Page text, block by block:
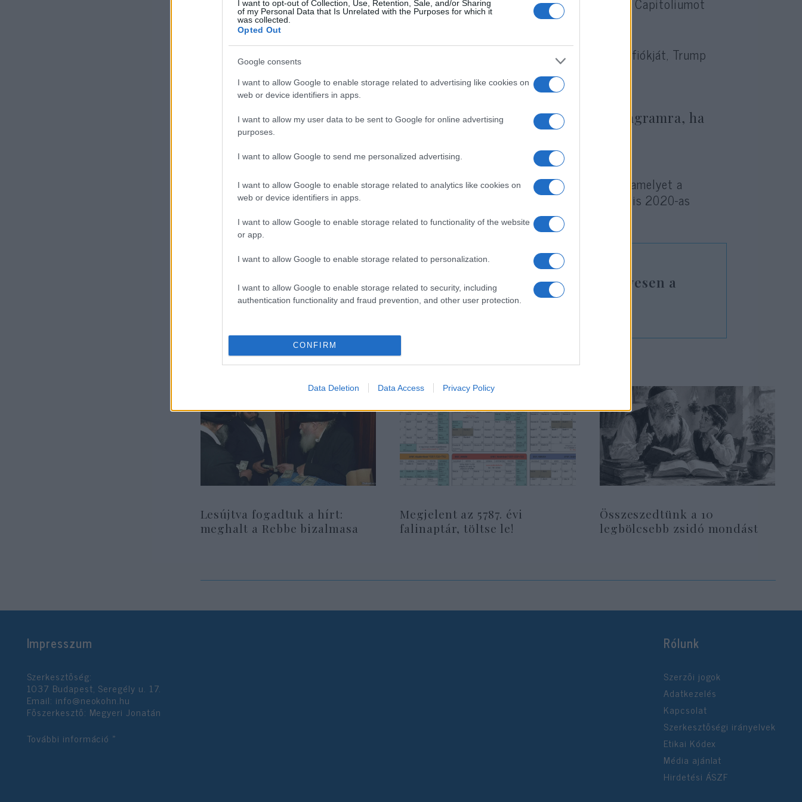
I want to opt-out of Collection, Use, Retention, Sale, and/or Sharing
of my Personal Data that Is Unrelated with the Purposes for which it
was collected.
Opted Out
Google consents
I want to allow Google to enable storage related to advertising like cookies on
web or device identifiers in apps.
I want to allow my user data to be sent to Google for online advertising
purposes.
I want to allow Google to send me personalized advertising.
I want to allow Google to enable storage related to analytics like cookies on
web or device identifiers in apps.
I want to allow Google to enable storage related to functionality of the website
or app.
I want to allow Google to enable storage related to personalization.
I want to allow Google to enable storage related to security, including
authentication functionality and fraud prevention, and other user protection.
CONFIRM
Data Deletion Data Access Privacy Policy
2021. január 6-án megrohamozó tömeg felbujtásában.
Novemberben a Twitter új tulajdonosa, Elon Musk visszaállította Trump fiókját, Trump
azonban azóta még nem tweetelt, és
nem világos, hogy visszatérne-e a Facebookra és az Instagramra, ha
lehetőséget kapna rá.
A volt elnök tavaly elindította saját közösségi oldalát, a Truth Social-t, amelyet a
támogatóival való kapcsolattartás módjaként használ, és ahol továbbra is 2020-as
választási csalással kapcsolatos összeesküvésekkel házal.
Elon Musk elárulta, hogy kit látna szívesen a
következő amerikai elnöknek
Lesújtva fogadtuk a hírt:
meghalt a Rebbe bizalmasa
Megjelent az 5787. évi
falinaptár, töltse le!
Összeszedtünk a 10
legbölcsebb zsidó mondást
Impresszum
Szerkesztőség:
1037 Budapest, Seregély u. 17.
Email: info@neokohn.hu
Főszerkesztő: Megyeri Jonatán
További információ »
Rólunk
Szerzői jogok
Adatkezelés
Kapcsolat
Szerkesztőségi irányelvek
Etikai Kódex
Média ajánlat
Hirdetési ÁSZF